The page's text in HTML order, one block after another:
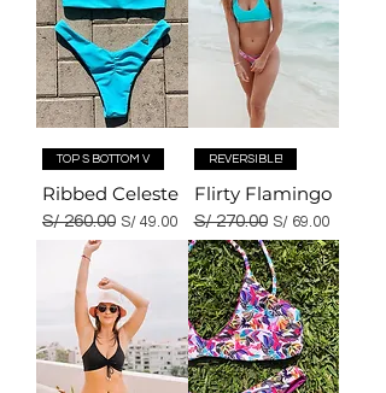
TOP S BOTTOM V
Ribbed Celeste
Precio
S/ 260.00 Precio de oferta
S/ 49.00
REVERSIBLE!
Flirty Flamingo
Precio
S/ 270.00 Precio de oferta
S/ 69.00